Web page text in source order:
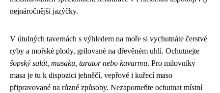
nejnáročnější jazýčky.
V útulných tavernách s výhledem na moře si vychutnáte čerstvé
ryby a mořské plody, grilované na dřevěném uhlí. Ochutnejte
šopský salát, musaku, tarator nebo kavarmu. Pro milovníky
masa je tu k dispozici jehněčí, vepřové i kuřecí maso
připravované na různé způsoby. Nezapomeňte ochutnat místní